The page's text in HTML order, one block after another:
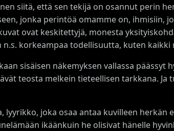
siitä, että sen tekijä on osannut perin
jonka perintöä omamme on, ihmisiin,
ovat keskitettyjä, monesta
n.s. korkeampaa todellisuutta, kuten kaikki
sisäisen näkemyksen vallassa päässyt
teosta melkein tieteellisen tarkkana. Ja
lyyrikko, joka osaa antaa kuvilleen herkän
ikäänkuin he olisivat hänelle